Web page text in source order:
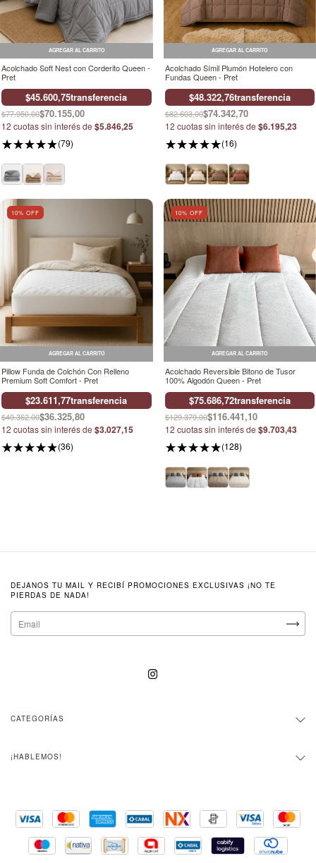
AGREGAR AL CARRITO
Acolchado Soft Nest con Corderito Queen -
Pret
$45.600,75transferencia
$77.950,00$70.155,00
12 cuotas sin interés de $5.846,25
(79)
AGREGAR AL CARRITO
Acolchado Símil Plumón Hotelero con
Fundas Queen - Pret
$48.322,76transferencia
$82.603,00$74.342,70
12 cuotas sin interés de $6.195,23
(16)
10% OFF
AGREGAR AL CARRITO
Pillow Funda de Colchón Con Relleno
Premium Soft Comfort - Pret
$23.611,77transferencia
$40.362,00$36.325,80
12 cuotas sin interés de $3.027,15
(36)
10% OFF
AGREGAR AL CARRITO
Acolchado Reversible Bitono de Tusor
100% Algodón Queen - Pret
$75.686,72transferencia
$129.379,00$116.441,10
12 cuotas sin interés de $9.703,43
(128)
DEJANOS TU MAIL Y RECIBÍ PROMOCIONES EXCLUSIVAS ¡NO TE
PIERDAS DE NADA!
CATEGORÍAS
¡HABLEMOS!